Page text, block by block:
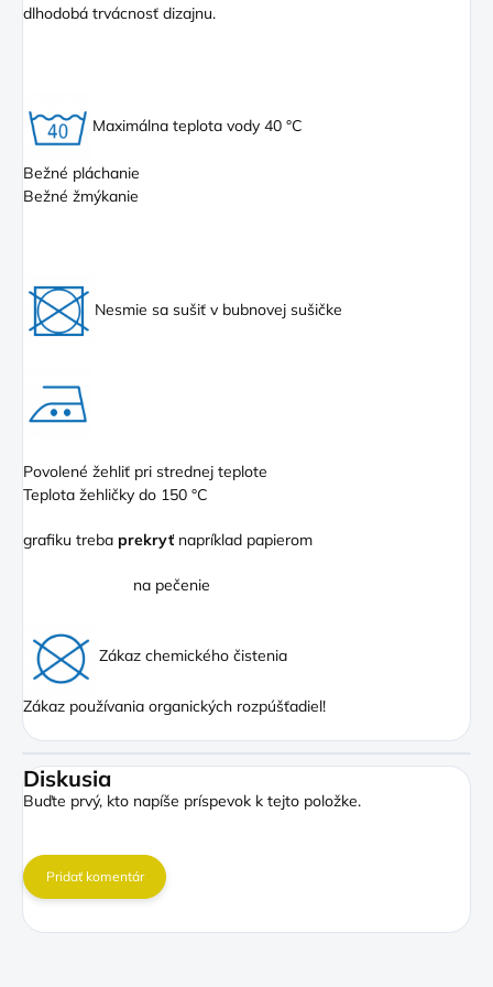
dlhodobá trvácnosť dizajnu.
Maximálna teplota vody 40 °C
Bežné pláchanie
Bežné žmýkanie
Nesmie sa sušiť v bubnovej sušičke
Povolené žehliť pri strednej teplote
Teplota žehličky do 150 °C
grafiku treba prekryť napríklad papierom
na pečenie
Zákaz chemického čistenia
Zákaz používania organických rozpúšťadiel!
Diskusia
Buďte prvý, kto napíše príspevok k tejto položke.
Pridať komentár